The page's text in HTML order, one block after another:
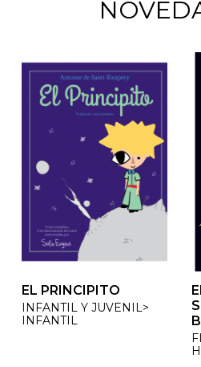
EL PRINCIPITO
INFANTIL Y JUVENIL>
INFANTIL